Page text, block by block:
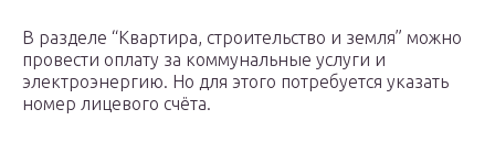
В разделе “Квартира, строительство и земля” можно
провести оплату за коммунальные услуги и
электроэнергию. Но для этого потребуется указать
номер лицевого счёта.